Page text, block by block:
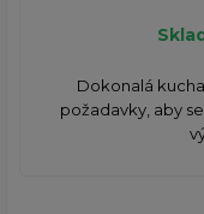
​Dokonalá
požadavky, aby